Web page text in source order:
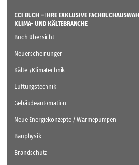
CCI BUCH – IHRE EXKLUSIVE
KLIMA- UND KÄLTEBRANCHE
Buch Übersicht
Neuerscheinungen
Kälte-/Klimatechnik
Lüftungstechnik
Gebäudeautomation
Neue Energiekonzepte / Wärmepumpen
Bauphysik
Brandschutz